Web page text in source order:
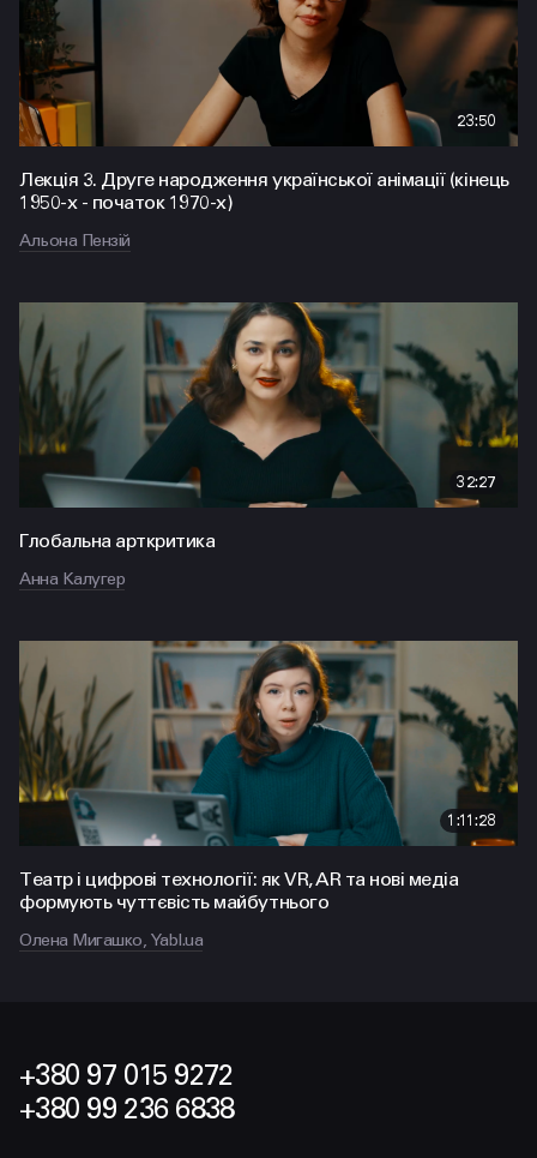
23:50
Лекція 3. Друге народження української анімації (кінець
1950-х - початок 1970-х)
Альона Пензій
32:27
Глобальна арткритика
Анна Калугер
1:11:28
Театр і цифрові технології: як VR, AR та нові медіа
формують чуттєвість майбутнього
Олена Мигашко, Yabl.ua
+380 97 015 9272
+380 99 236 6838